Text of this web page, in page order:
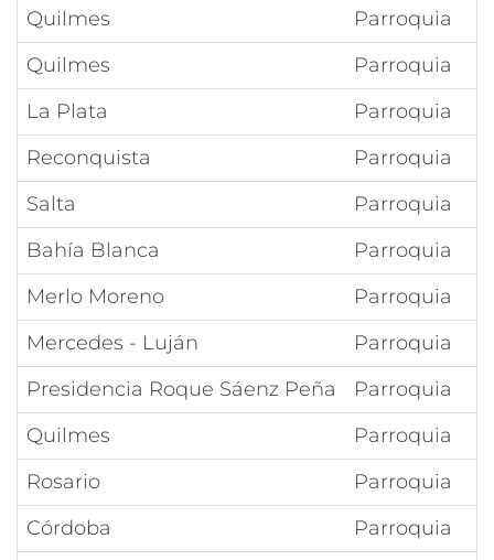
Quilmes
Parroquia
Quilmes
Parroquia
La Plata
Parroquia
Reconquista
Parroquia
Salta
Parroquia
Bahía Blanca
Parroquia
Merlo Moreno
Parroquia
Mercedes - Luján
Parroquia
Presidencia Roque Sáenz Peña
Parroquia
Quilmes
Parroquia
Rosario
Parroquia
Córdoba
Parroquia